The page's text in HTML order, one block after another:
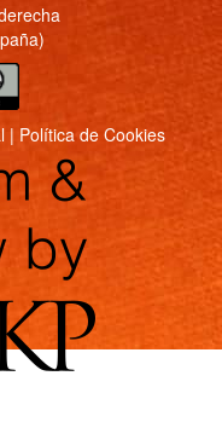
| Política de Cookies